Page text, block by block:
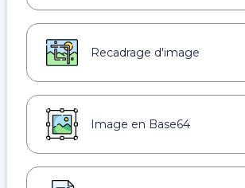
Recadrage d'image
Image en Base64